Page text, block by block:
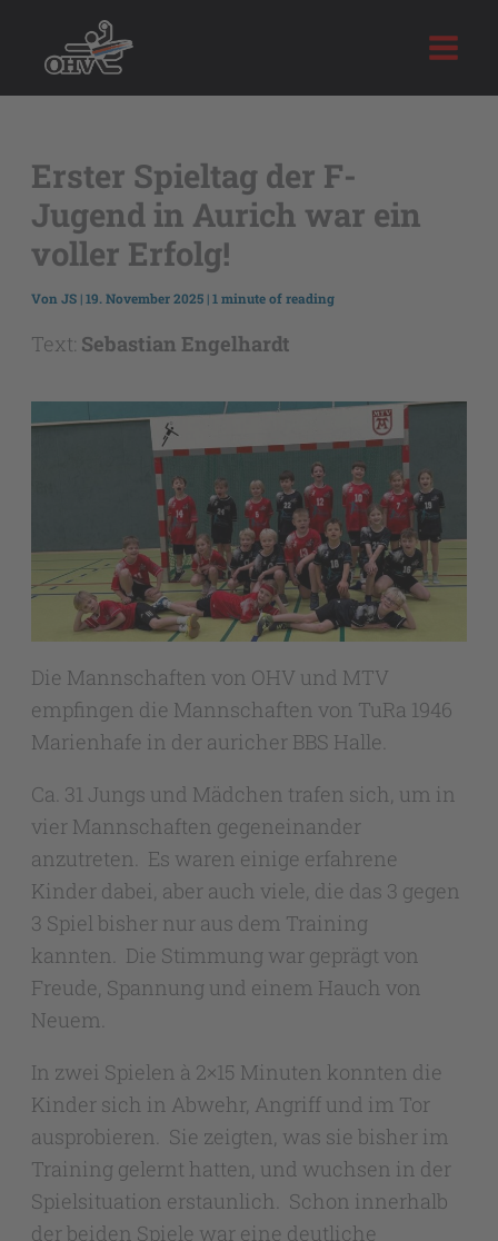
springen
Erster Spieltag der F-
Jugend in Aurich war ein
voller Erfolg!
VonJS |19. November 2025 |1 minute of reading
Text: Sebastian Engelhardt
Die Mannschaften von OHV und MTV
empfingen die Mannschaften von TuRa 1946
Marienhafe in der auricher BBS Halle.
Ca. 31 Jungs und Mädchen trafen sich, um in
vier Mannschaften gegeneinander
anzutreten. Es waren einige erfahrene
Kinder dabei, aber auch viele, die das 3 gegen
3 Spiel bisher nur aus dem Training
kannten. Die Stimmung war geprägt von
Freude, Spannung und einem Hauch von
Neuem.
In zwei Spielen à 2×15 Minuten konnten die
Kinder sich in Abwehr, Angriff und im Tor
ausprobieren. Sie zeigten, was sie bisher im
Training gelernt hatten, und wuchsen in der
Spielsituation erstaunlich. Schon innerhalb
der beiden Spiele war eine deutliche